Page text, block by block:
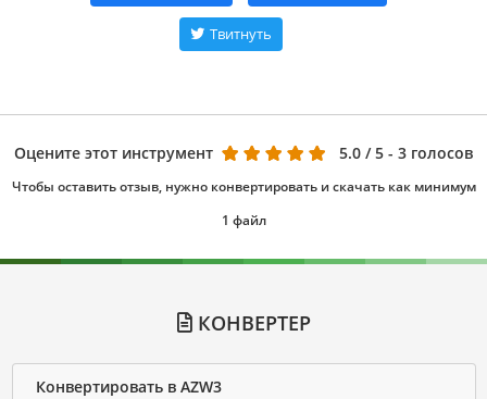
Твитнуть
Оцените этот инструмент 5.0 / 5 - 3 голосов
Чтобы оставить отзыв, нужно конвертировать и скачать как минимум
1 файл
КОНВЕРТЕР
Конвертировать в AZW3